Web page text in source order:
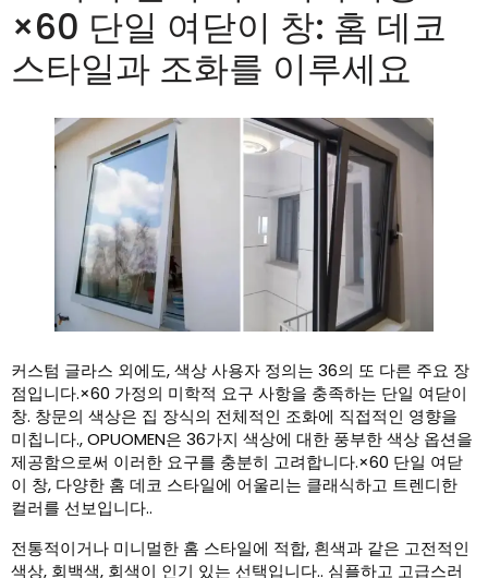
×60 단일 여닫이 창: 홈 데코
스타일과 조화를 이루세요
커스텀 글라스 외에도, 색상 사용자 정의는 36의 또 다른 주요 장
점입니다.×60 가정의 미학적 요구 사항을 충족하는 단일 여닫이
창. 창문의 색상은 집 장식의 전체적인 조화에 직접적인 영향을
미칩니다., OPUOMEN은 36가지 색상에 대한 풍부한 색상 옵션을
제공함으로써 이러한 요구를 충분히 고려합니다.×60 단일 여닫
이 창, 다양한 홈 데코 스타일에 어울리는 클래식하고 트렌디한
컬러를 선보입니다..
전통적이거나 미니멀한 홈 스타일에 적합, 흰색과 같은 고전적인
색상, 회백색, 회색이 인기 있는 선택입니다.. 심플하고 고급스러